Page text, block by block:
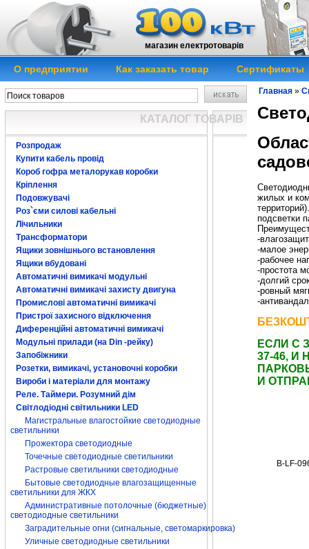
магазин електротоварів
О предприятии Как заказать товар Сертификаты
КАТАЛОГ ТОВАРІВ
Розпродаж
Купити кабель провід
Короб гофра металорукав коробки
Кріплення
Подовжувачі
Роз`єми силові кабельні
Лічильники
Трансформатори
Ящики зовнішнього встановлення
Ящики вбудовані
Автоматичні вимикачі модульні
Автоматичні вимикачі захисту двигуна
Промислові автоматичні вимикачі
Пристрої захисного відключення
Диференційні автоматичні вимикачі
Модульні прилади (на Din -рейку)
Запобіжники
Розетки, вимикачі, установочні коробки
Вироби і матеріали для монтажу
Реле. Таймери. Розумний дім
Світлодіодні світильники LED
Магистральные влагостойкие светодиодные
светильники
Прожектора светодиодные
Точечные светодиодные светильники
Растровые светильники светодиодные
Бытовые светодиодные влагозащищенные
светильники для ЖКХ
Административные потолочные (бюджетные)
светодиодные светильники
Заградительные огни (сигнальные, светомаркировка)
Уличные светодиодные светильники
Главная »
жилых и
подсветки
-
-малое
-рабочее
-простота
-долгий
-ровный
-
ЕСЛИ С
37-46,
И
B-LF-